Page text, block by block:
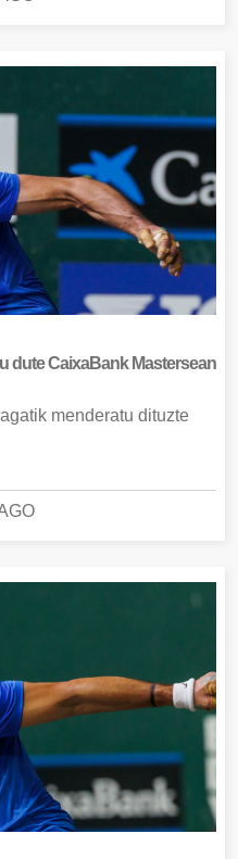
dute CaixaBank Mastersean
menderatu dituzte